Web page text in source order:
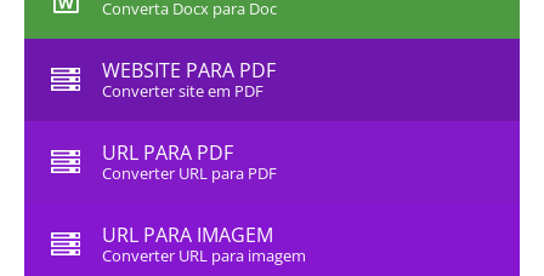
Converta Docx para Doc
WEBSITE PARA PDF
Converter site em PDF
URL PARA PDF
Converter URL para PDF
URL PARA IMAGEM
Converter URL para imagem